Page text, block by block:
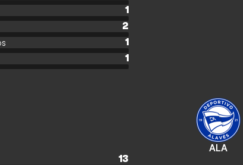
1
2
1
1
ALA
13